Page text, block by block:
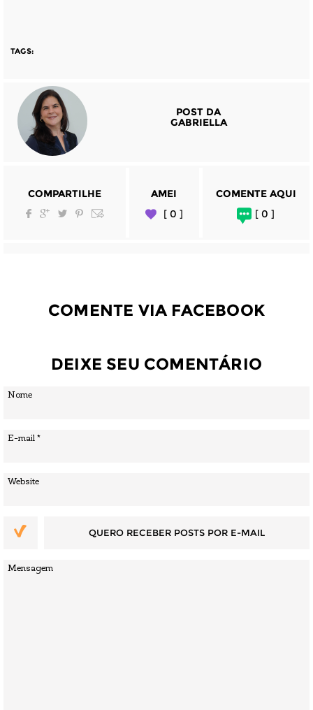
TAGS:
POST DA
GABRIELLA
COMPARTILHE
AMEI
[ 0 ]
COMENTE AQUI
[ 0 ]
COMENTE VIA FACEBOOK
DEIXE SEU COMENTÁRIO
QUERO RECEBER POSTS POR E-MAIL